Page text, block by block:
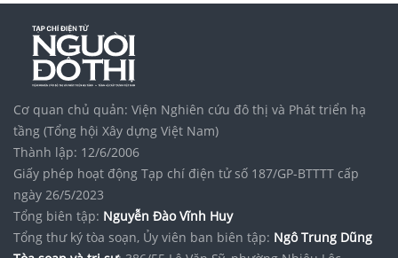
Cơ quan chủ quản: Viện Nghiên cứu đô thị và Phát triển hạ
tầng (Tổng hội Xây dựng Việt Nam)
Thành lập: 12/6/2006
Giấy phép hoạt động Tạp chí điện tử số 187/GP-BTTTT cấp
ngày 26/5/2023
Tổng biên tập: Nguyễn Đào Vĩnh Huy
Tổng thư ký tòa soạn, Ủy viên ban biên tập: Ngô Trung Dũng